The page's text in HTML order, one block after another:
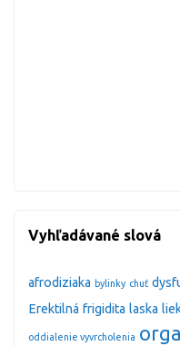
Vyhľadávané slová
afrodiziaka bylinky chuť
Erektilná frigidita laska
oddialenie vyvrcholenia